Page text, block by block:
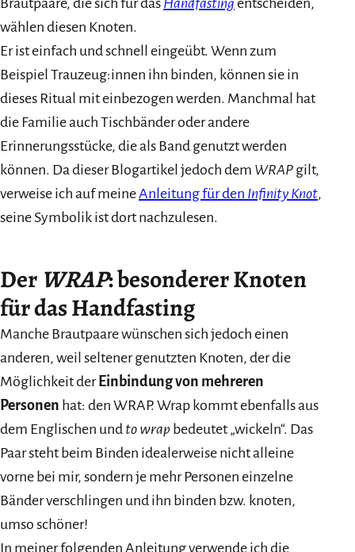
wählen diesen Knoten.
Er ist einfach und schnell eingeübt. Wenn zum
Beispiel Trauzeug:innen ihn binden, können sie in
dieses Ritual mit einbezogen werden. Manchmal hat
die Familie auch Tischbänder oder andere
Erinnerungsstücke, die als Band genutzt werden
können. Da dieser Blogartikel jedoch dem WRAP gilt,
verweise ich auf meineAnleitung für den Infinity Knot,
seine Symbolik ist dort nachzulesen.
Der WRAP: besonderer Knoten
für das Handfasting
Manche Brautpaare wünschen sich jedoch einen
anderen, weil seltener genutzten Knoten, der die
Möglichkeit derEinbindung von mehreren
Personen hat: den WRAP. Wrap kommt ebenfalls aus
dem Englischen und to wrap bedeutet „wickeln“. Das
Paar steht beim Binden idealerweise nicht alleine
vorne bei mir, sondern je mehr Personen einzelne
Bänder verschlingen und ihn binden bzw. knoten,
umso schöner!
In meiner folgenden Anleitung verwende ich die